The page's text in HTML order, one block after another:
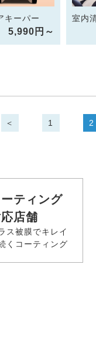
キーパー
5,990円～
室内
＜ 1 2
ーティング
店舗
ス被膜でキレイ
くコーティング